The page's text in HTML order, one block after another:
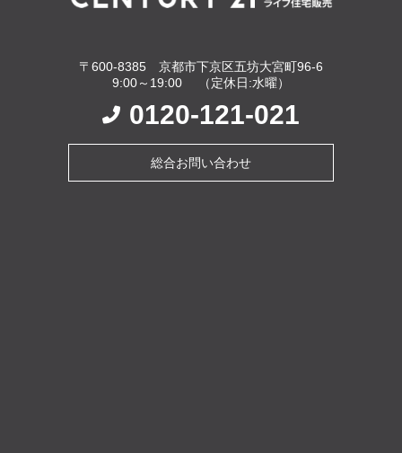
〒600-8385 京都市下京区五坊大宮町96-6
9:00～19:00 （定休日:水曜）
0120-121-021
総合お問い合わせ